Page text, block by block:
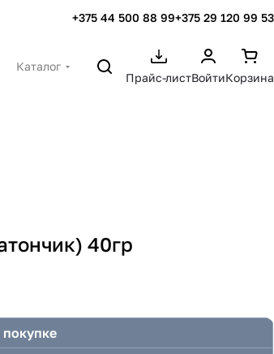
+375 44 500 88 99+375 29 120 99 53
Каталог
Прайс-листВойтиКорзина
40гр